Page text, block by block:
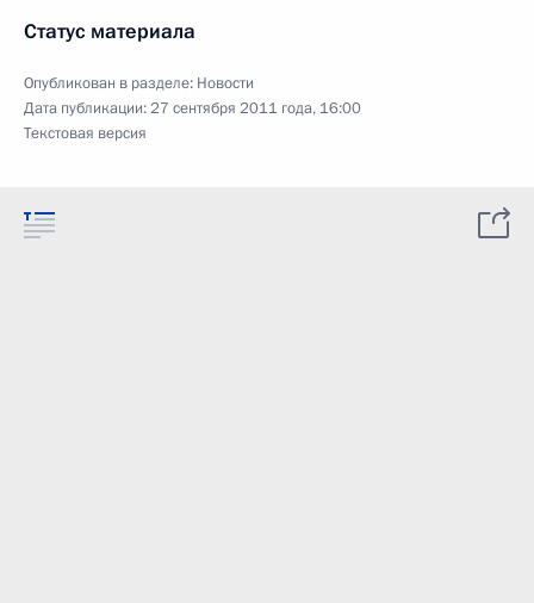
Статус материала
Опубликован в разделе: Новости
Дата публикации:27 сентября 2011 года, 16:00
Текстовая версия